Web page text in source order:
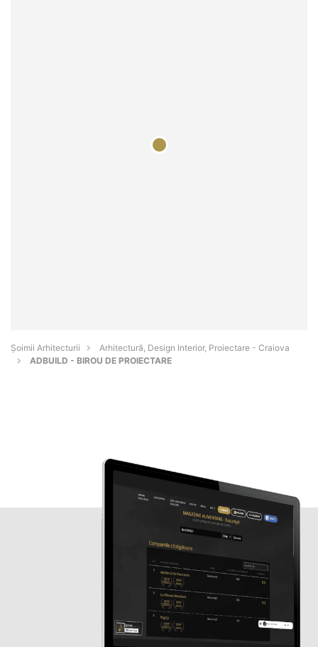
Șoimii Arhitecturii
Arhitectură, Design Interior, Proiectare - Craiova
ADBUILD - BIROU DE PROIECTARE